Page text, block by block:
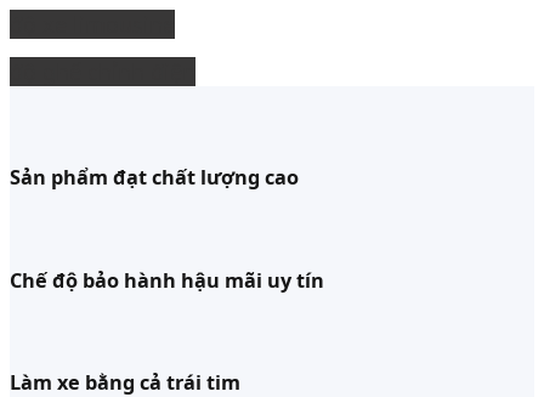
Sản phẩm đạt chất lượng cao
Chế độ bảo hành hậu mãi uy tín
Làm xe bằng cả trái tim